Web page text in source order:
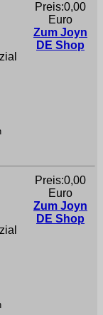
Preis:0,00
Euro
Zum Joyn
DE Shop
Preis:0,00
Euro
Zum Joyn
DE Shop